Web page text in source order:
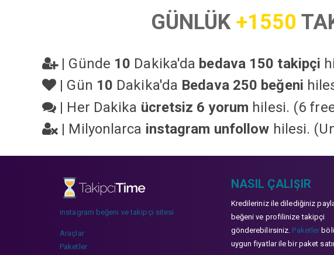
GÜNLÜK +1550
| Günde 10 Dakika'da bedava 150 takipçi
| Gün 10 Dakika'da Bedava 250 beğeni
| Her Dakika ücretsiz 6 yorum hilesi. (6
| Milyonlarca instagram unfollow hilesi.
instagram beğeni ve takipçi sitesi
Araçlar
Paketler
NASIL ÇALIŞIR
Kredileriniz ile dilediğiniz
beğeni ve profilinize takipçi
gönderebilirsiniz. Paketler
uygun fiyatlar ile bir paket